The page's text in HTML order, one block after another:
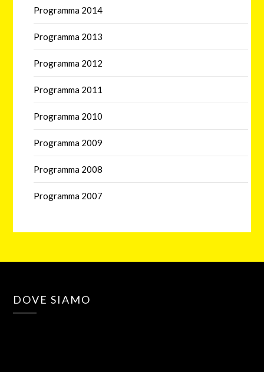
Programma 2014
Programma 2013
Programma 2012
Programma 2011
Programma 2010
Programma 2009
Programma 2008
Programma 2007
DOVE SIAMO